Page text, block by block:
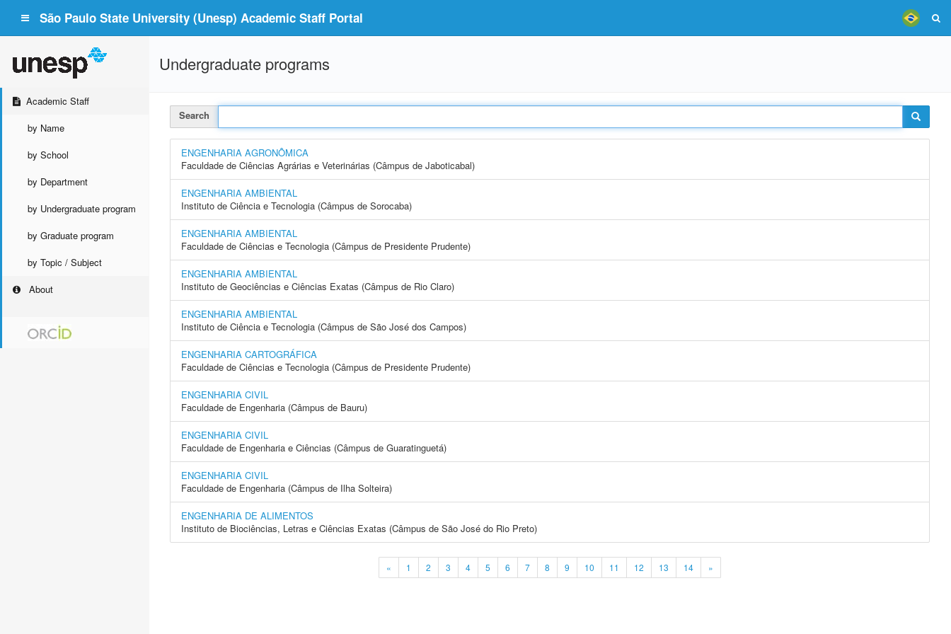
São Paulo State University (Unesp) Academic Staff Portal
Academic Staff
by Name
by School
by Department
by Undergraduate program
by Graduate program
by Topic / Subject
About
Undergraduate programs
Search
ENGENHARIA AGRONÔMICA
Faculdade de Ciências Agrárias e Veterinárias (Câmpus de Jaboticabal)
ENGENHARIA AMBIENTAL
Instituto de Ciência e Tecnologia (Câmpus de Sorocaba)
ENGENHARIA AMBIENTAL
Faculdade de Ciências e Tecnologia (Câmpus de Presidente Prudente)
ENGENHARIA AMBIENTAL
Instituto de Geociências e Ciências Exatas (Câmpus de Rio Claro)
ENGENHARIA AMBIENTAL
Instituto de Ciência e Tecnologia (Câmpus de São José dos Campos)
ENGENHARIA CARTOGRÁFICA
Faculdade de Ciências e Tecnologia (Câmpus de Presidente Prudente)
ENGENHARIA CIVIL
Faculdade de Engenharia (Câmpus de Bauru)
ENGENHARIA CIVIL
Faculdade de Engenharia e Ciências (Câmpus de Guaratinguetá)
ENGENHARIA CIVIL
Faculdade de Engenharia (Câmpus de Ilha Solteira)
ENGENHARIA DE ALIMENTOS
Instituto de Biociências, Letras e Ciências Exatas (Câmpus de São José do Rio Preto)
« 1 2 3 4 5 6 7 8 9 10 11 12 13 14 »